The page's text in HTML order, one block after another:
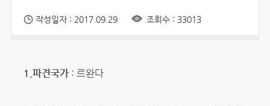
작성일자 : 2017.09.29 조회수 : 33013
1.파견국가: 르완다